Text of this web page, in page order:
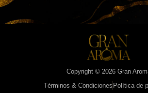
Copyright © 2026 Gran
Términos & Condiciones Política de